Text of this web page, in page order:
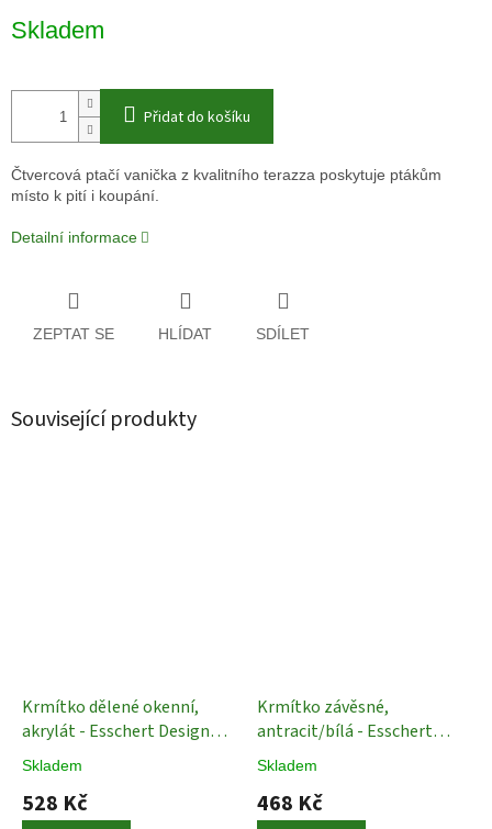
cena:
Skladem
Přidat do košíku
Čtvercová ptačí vanička z kvalitního terazza poskytuje ptákům
místo k pití i koupání.
Detailní informace
ZEPTAT SE HLÍDAT SDÍLET
Související produkty
Krmítko dělené okenní,
akrylát - Esschert Design
Krmítko průhledné
Skladem
528 Kč
Krmítko závěsné,
antracit/bílá - Esschert
Design
Skladem
468 Kč